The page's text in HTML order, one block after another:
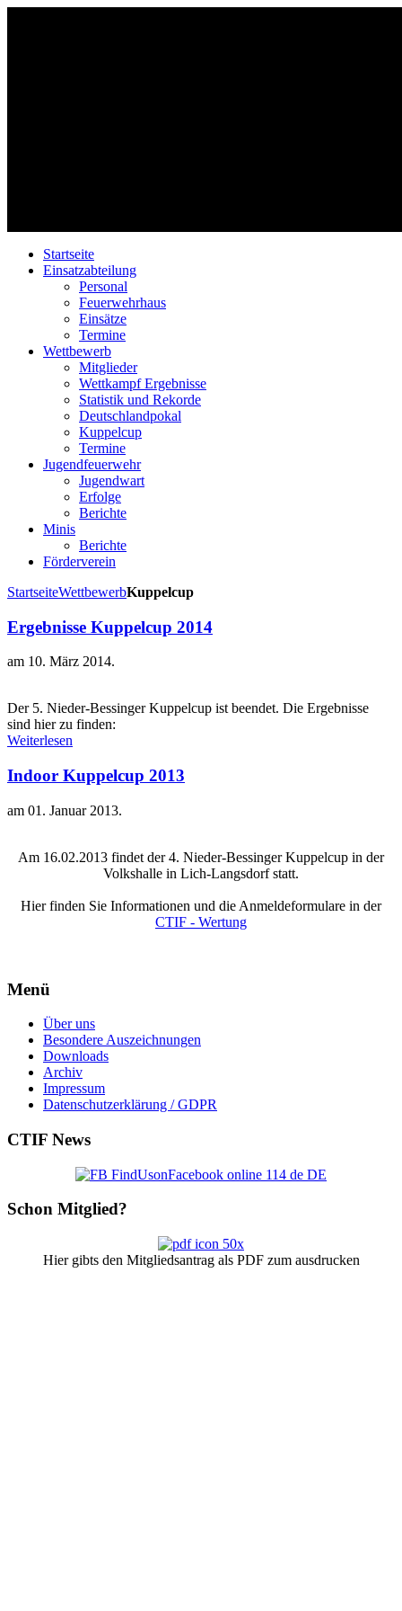
Startseite
Einsatzabteilung
Personal
Feuerwehrhaus
Einsätze
Termine
Wettbewerb
Mitglieder
Wettkampf Ergebnisse
Statistik und Rekorde
Deutschlandpokal
Kuppelcup
Termine
Jugendfeuerwehr
Jugendwart
Erfolge
Berichte
Minis
Berichte
Förderverein
StartseiteWettbewerbKuppelcup
Ergebnisse Kuppelcup 2014
am 10. März 2014.
Der 5. Nieder-Bessinger Kuppelcup ist beendet. Die Ergebnisse
sind hier zu finden:
Weiterlesen
Indoor Kuppelcup 2013
am 01. Januar 2013.
Am 16.02.2013 findet der 4. Nieder-Bessinger Kuppelcup in der
Volkshalle in Lich-Langsdorf statt.
Hier finden Sie Informationen und die Anmeldeformulare in der
CTIF - Wertung
Menü
Über uns
Besondere Auszeichnungen
Downloads
Archiv
Impressum
Datenschutzerklärung / GDPR
CTIF News
Schon Mitglied?
Hier gibts den Mitgliedsantrag als PDF zum ausdrucken